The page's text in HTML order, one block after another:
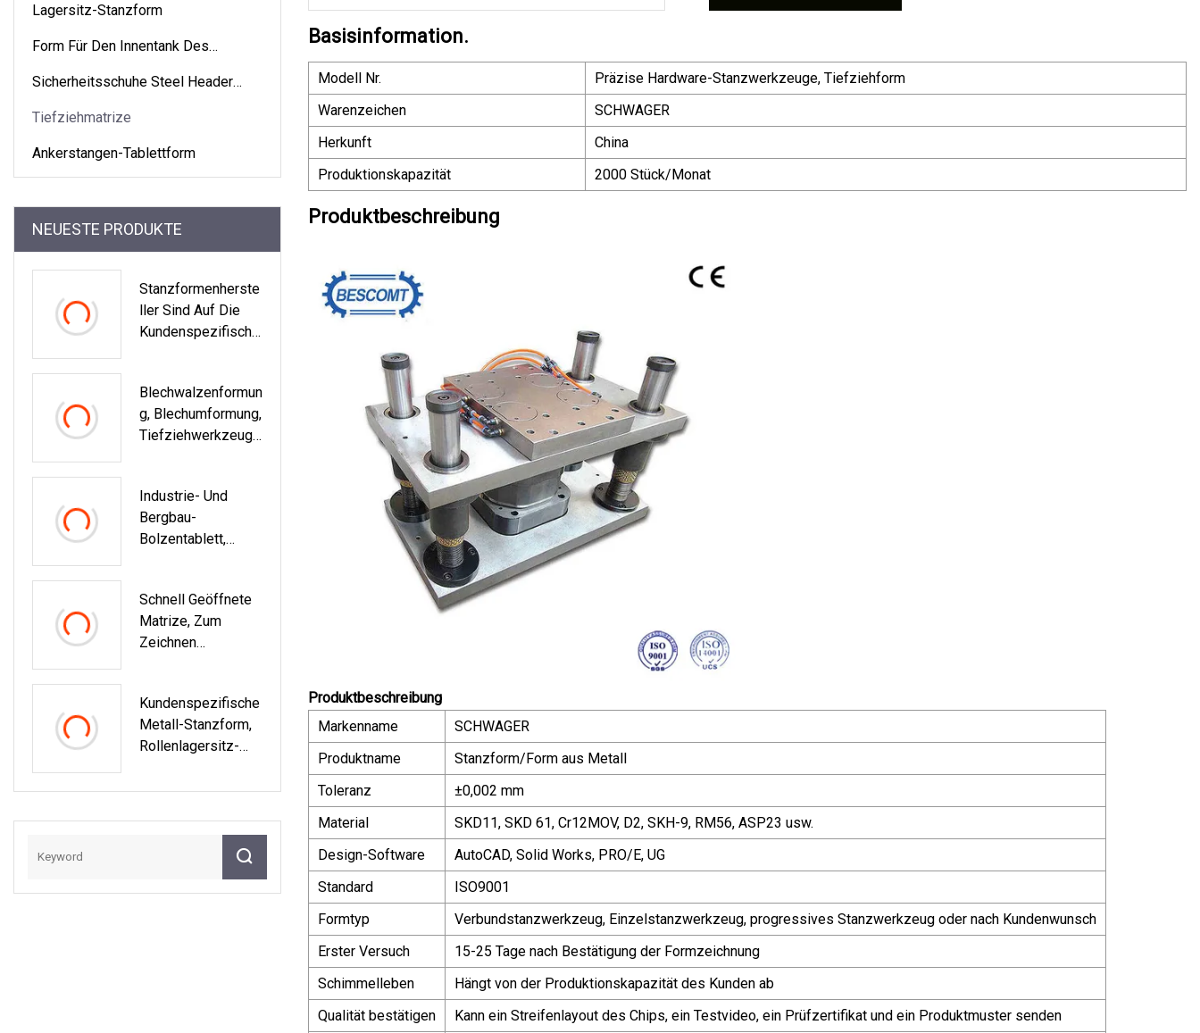
Lagersitz-Stanzform
Form Für Den Innentank Des
Sicherheitsschuhe Steel Header
Tiefziehmatrize
Ankerstangen-Tablettform
NEUESTE PRODUKTE
Stanzformenherste
Ller Sind Auf Die
Kundenspezifische
Metallstanzformen
Spezialisiert
Blechwalzenformun
G, Blechumformung,
Tiefziehwerkzeug-
Industrie- Und
Bergbau-
Bolzentablett,
Stanzform
Schnell Geöffnete
Matrize, Zum
Zeichnen
Blechschalenbearb
Eitung
Kundenspezifische
Metall-Stanzform,
Rollenlagersitz-
Stanzform
Basisinformation.
Modell Nr.
Präzise Hardware-Stanzwerkzeuge, Tiefziehform
Warenzeichen
SCHWAGER
Herkunft
China
Produktionskapazität
2000 Stück/Monat
Produktbeschreibung
Produktbeschreibung
Markenname
SCHWAGER
Produktname
Stanzform/Form aus Metall
Toleranz
±0,002 mm
Material
SKD11, SKD 61, Cr12MOV, D2, SKH-9, RM56, ASP23 usw.
Design-Software
AutoCAD, Solid Works, PRO/E, UG
Standard
ISO9001
Formtyp
Verbundstanzwerkzeug, Einzelstanzwerkzeug, progressives Stanzwerkzeug oder nach Kundenwunsch
Erster Versuch
15-25 Tage nach Bestätigung der Formzeichnung
Schimmelleben
Hängt von der Produktionskapazität des Kunden ab
Qualität bestätigen
Kann ein Streifenlayout des Chips, ein Testvideo, ein Prüfzertifikat und ein Produktmuster senden